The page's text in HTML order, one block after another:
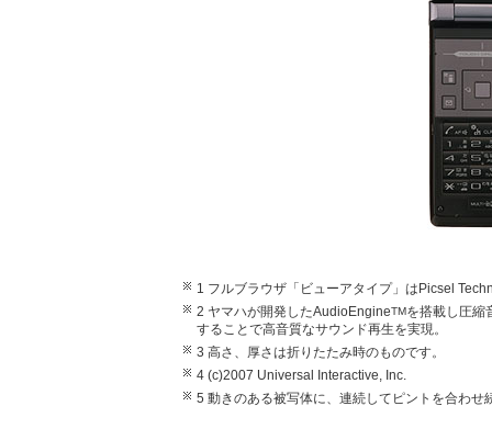
1 フルブラウザ「ビューアタイプ」はPicsel
2 ヤマハが開発したAudioEngineTMを搭載し圧縮
することで高音質なサウンド再生を実現。
3 高さ、厚さは折りたたみ時のものです。
4 (c)2007 Universal Interactive, Inc.
5 動きのある被写体に、連続してピントを合わせ